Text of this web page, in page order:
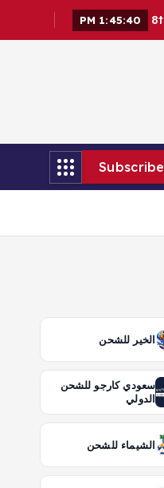
1:45:41 PM
Subscribe
الخير للشحن
سعودي كارجو للشحن
الدولي
الشيماء للشحن